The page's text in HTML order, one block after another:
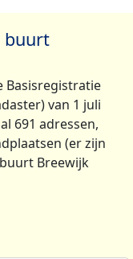
buurt
Basisregistratie
van 1 juli
691 adressen,
(er zijn
Breewijk